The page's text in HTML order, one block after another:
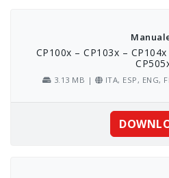
CP100x – CP103x –
3.13 MB | ITA, ESP, ENG,